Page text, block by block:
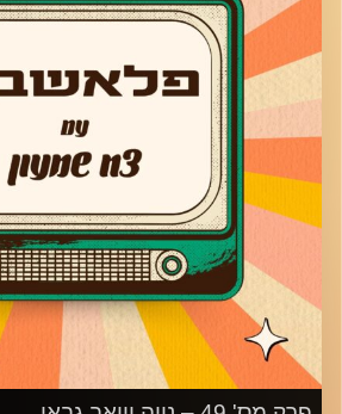
בנוסף, מספרת על
החליטה לקחת פסק זמן ולשנות כיוון
חשוב לה בתור מורה למשחק ואיך היה
הפסקה של שנים.
קרדיט תמונות:
AudioVersity